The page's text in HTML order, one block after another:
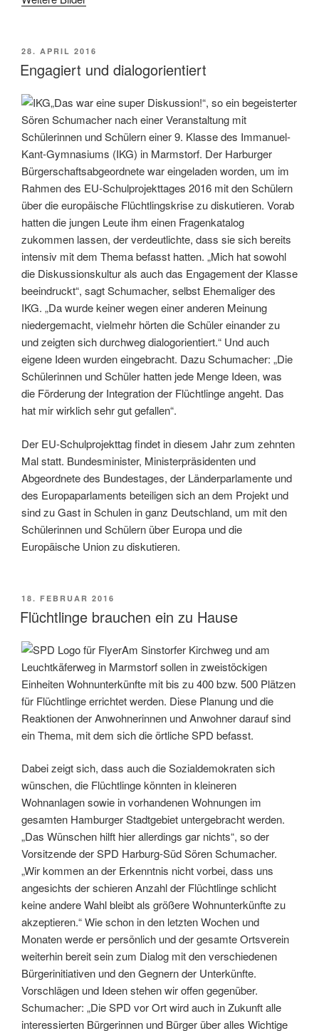
VERÖFFENTLICHT
AM
28. APRIL 2016
Engagiert und dialogorientiert
„Das war eine super Diskussion!“, so ein begeisterter
Sören Schumacher nach einer Veranstaltung mit
Schülerinnen und Schülern einer 9. Klasse des Immanuel-
Kant-Gymnasiums (IKG) in Marmstorf. Der Harburger
Bürgerschaftsabgeordnete war eingeladen worden, um im
Rahmen des EU-Schulprojekttages 2016 mit den Schülern
über die europäische Flüchtlingskrise zu diskutieren. Vorab
hatten die jungen Leute ihm einen Fragenkatalog
zukommen lassen, der verdeutlichte, dass sie sich bereits
intensiv mit dem Thema befasst hatten. „Mich hat sowohl
die Diskussionskultur als auch das Engagement der Klasse
beeindruckt“, sagt Schumacher, selbst Ehemaliger des
IKG. „Da wurde keiner wegen einer anderen Meinung
niedergemacht, vielmehr hörten die Schüler einander zu
und zeigten sich durchweg dialogorientiert.“ Und auch
eigene Ideen wurden eingebracht. Dazu Schumacher: „Die
Schülerinnen und Schüler hatten jede Menge Ideen, was
die Förderung der Integration der Flüchtlinge angeht. Das
hat mir wirklich sehr gut gefallen“.
Der EU-Schulprojekttag findet in diesem Jahr zum zehnten
Mal statt. Bundesminister, Ministerpräsidenten und
Abgeordnete des Bundestages, der Länderparlamente und
des Europaparlaments beteiligen sich an dem Projekt und
sind zu Gast in Schulen in ganz Deutschland, um mit den
Schülerinnen und Schülern über Europa und die
Europäische Union zu diskutieren.
VERÖFFENTLICHT
AM
18. FEBRUAR 2016
Flüchtlinge brauchen ein zu Hause
Am Sinstorfer Kirchweg und am
Leuchtkäferweg in Marmstorf sollen in zweistöckigen
Einheiten Wohnunterkünfte mit bis zu 400 bzw. 500 Plätzen
für Flüchtlinge errichtet werden. Diese Planung und die
Reaktionen der Anwohnerinnen und Anwohner darauf sind
ein Thema, mit dem sich die örtliche SPD befasst.
Dabei zeigt sich, dass auch die Sozialdemokraten sich
wünschen, die Flüchtlinge könnten in kleineren
Wohnanlagen sowie in vorhandenen Wohnungen im
gesamten Hamburger Stadtgebiet untergebracht werden.
„Das Wünschen hilft hier allerdings gar nichts“, so der
Vorsitzende der SPD Harburg-Süd Sören Schumacher.
„Wir kommen an der Erkenntnis nicht vorbei, dass uns
angesichts der schieren Anzahl der Flüchtlinge schlicht
keine andere Wahl bleibt als größere Wohnunterkünfte zu
akzeptieren.“ Wie schon in den letzten Wochen und
Monaten werde er persönlich und der gesamte Ortsverein
weiterhin bereit sein zum Dialog mit den verschiedenen
Bürgerinitiativen und den Gegnern der Unterkünfte.
Vorschlägen und Ideen stehen wir offen gegenüber.
Schumacher: „Die SPD vor Ort wird auch in Zukunft alle
interessierten Bürgerinnen und Bürger über alles Wichtige